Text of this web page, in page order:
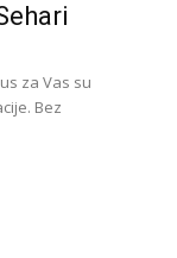
za Vas su
Bez